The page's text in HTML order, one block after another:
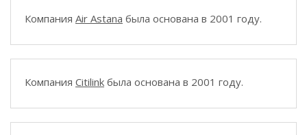
Компания Air Astana была основана в 2001 году.
Компания Citilink была основана в 2001 году.